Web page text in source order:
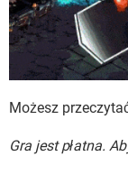
Możesz
Gra jest płatna.